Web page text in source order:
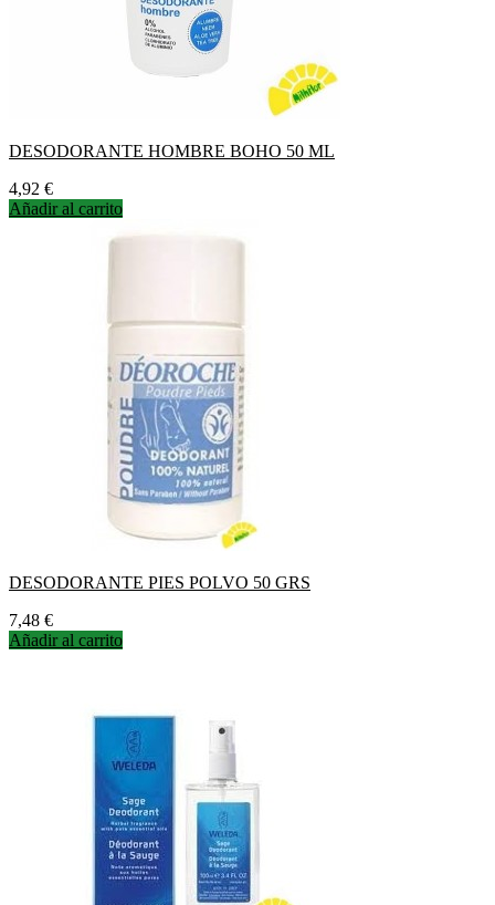
DESODORANTE HOMBRE BOHO 50 ML
Precio
4,92 €
Añadir al carrito
DESODORANTE PIES POLVO 50 GRS
Precio
7,48 €
Añadir al carrito